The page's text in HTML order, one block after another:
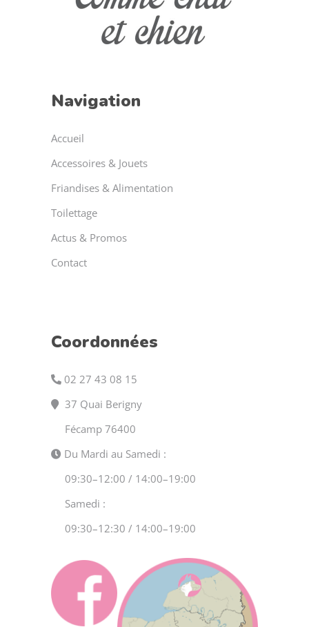
Navigation
Accueil
Accessoires & Jouets
Friandises & Alimentation
Toilettage
Actus & Promos
Contact
Coordonnées
02 27 43 08 15
37 Quai Berigny
Fécamp 76400
Du Mardi au Samedi :
09:30–12:00 / 14:00–19:00
Samedi :
09:30–12:30 / 14:00–19:00